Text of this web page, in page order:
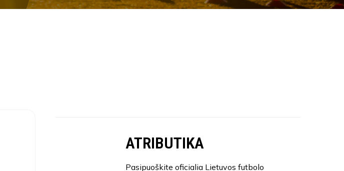
ATRIBUTIKA
Pasipuoškite oficialia Lietuvos futbolo